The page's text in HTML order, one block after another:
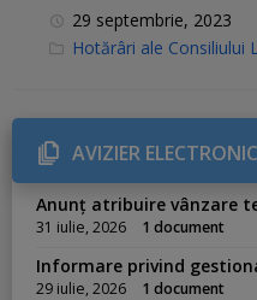
29 septembrie, 2023
C
r
i
e
s
Hotărâri ale Consiliului
AVIZIER ELECTRONIC
Anunț atribuire vânzare
31 iulie, 2026 1 document
Informare privind
29 iulie, 2026 1 document